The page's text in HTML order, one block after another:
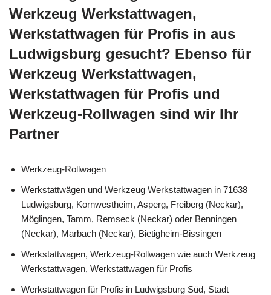
Werkzeug Werkstattwagen,
Werkstattwagen für Profis in aus
Ludwigsburg gesucht? Ebenso für
Werkzeug Werkstattwagen,
Werkstattwagen für Profis und
Werkzeug-Rollwagen sind wir Ihr
Partner
Werkzeug-Rollwagen
Werkstattwägen und Werkzeug Werkstattwagen in 71638
Ludwigsburg, Kornwestheim, Asperg, Freiberg (Neckar),
Möglingen, Tamm, Remseck (Neckar) oder Benningen
(Neckar), Marbach (Neckar), Bietigheim-Bissingen
Werkstattwagen, Werkzeug-Rollwagen wie auch Werkzeug
Werkstattwagen, Werkstattwagen für Profis
Werkstattwagen für Profis in Ludwigsburg Süd, Stadt